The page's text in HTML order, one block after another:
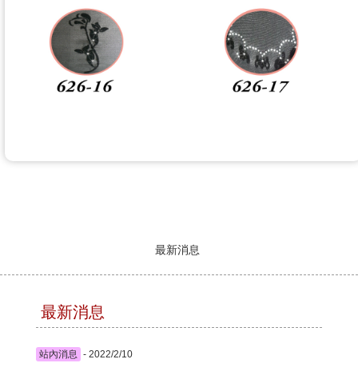
最新消息
最新消息
站內消息 - 2022/2/10